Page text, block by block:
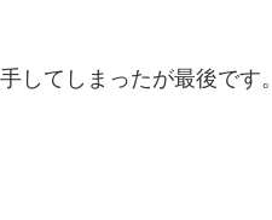
してしまったが最後です。